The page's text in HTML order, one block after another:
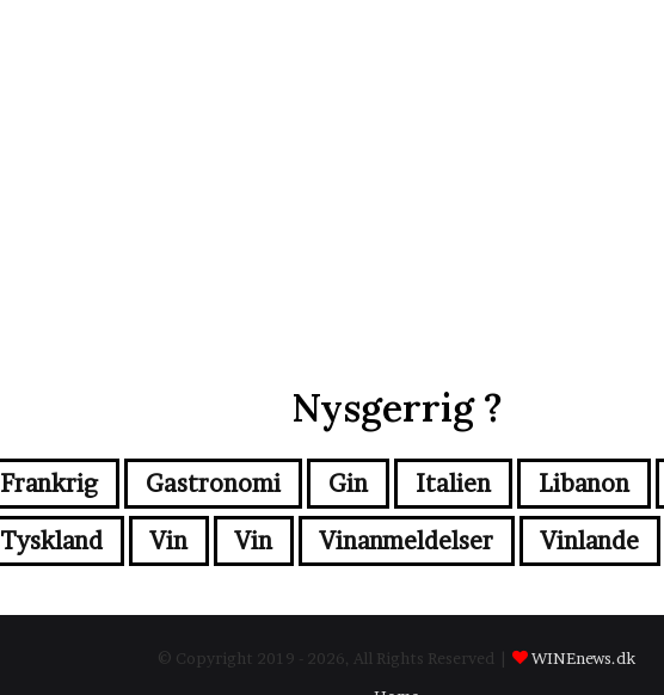
Nysgerrig ?
Frankrig Gastronomi Gin Italien Libanon
Tyskland Vin Vin Vinanmeldelser Vinlande
© Copyright 2019 - 2026, All Rights Reserved |
WINEnews.dk